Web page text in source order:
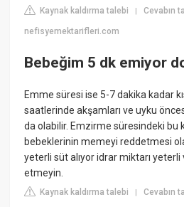
Kaynak kaldırma talebi |Cevabın
nefisyemektarifleri.com
Bebeğim 5 dk emiyor
Emme süresi ise 5-7 dakika kadar
saatlerinde akşamları ve uyku
da olabilir. Emzirme süresindeki bu
bebeklerinin memeyi reddetmesi
yeterli süt alıyor idrar miktarı yeterli
etmeyin.
Kaynak kaldırma talebi |Cevabın